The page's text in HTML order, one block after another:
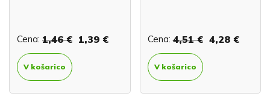
Cena: 1,46 € 1,39 €
V košarico
Cena: 4,51 € 4,28 €
V košarico